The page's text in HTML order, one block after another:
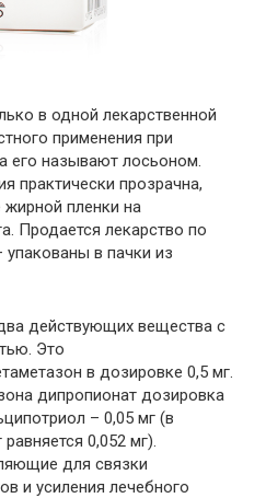
в одной лекарственной
применения при
его называют лосьоном.
практически прозрачна,
жирной пленки на
Продается лекарство по
в пачки из
действующих вещества с
Это
в дозировке 0,5 мг.
дипропионат дозировка
– 0,05 мг (в
0,052 мг).
для связки
и усиления лечебного